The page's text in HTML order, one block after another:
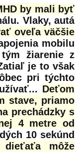
by mali byť
Vlaky, autá
oveľa väčšie
mobilu
žiarenie z
je to však
pri týchto
Deťom
stave, priamo
prechádzky s
4 metre od
10 sekúnd
môže